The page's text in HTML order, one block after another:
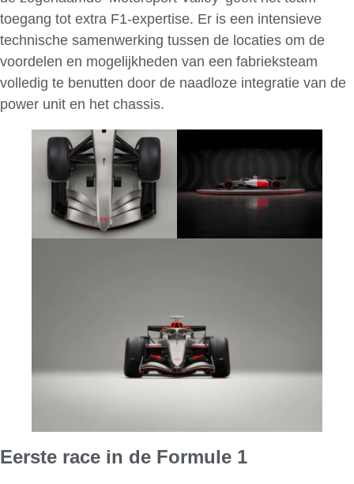
toegang tot extra F1-expertise. Er is een intensieve
technische samenwerking tussen de locaties om de
voordelen en mogelijkheden van een fabrieksteam
volledig te benutten door de naadloze integratie van de
power unit en het chassis.
Eerste race in de Formule 1